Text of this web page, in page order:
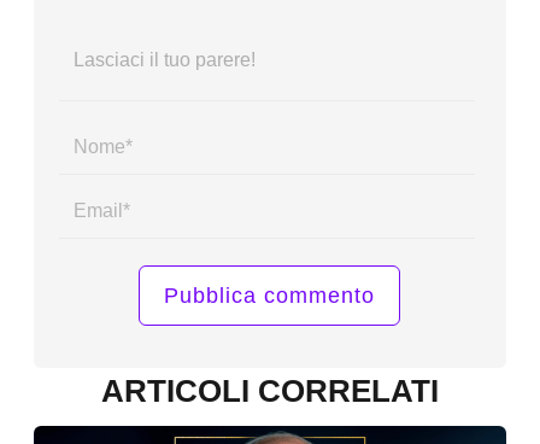
ARTICOLI CORRELATI